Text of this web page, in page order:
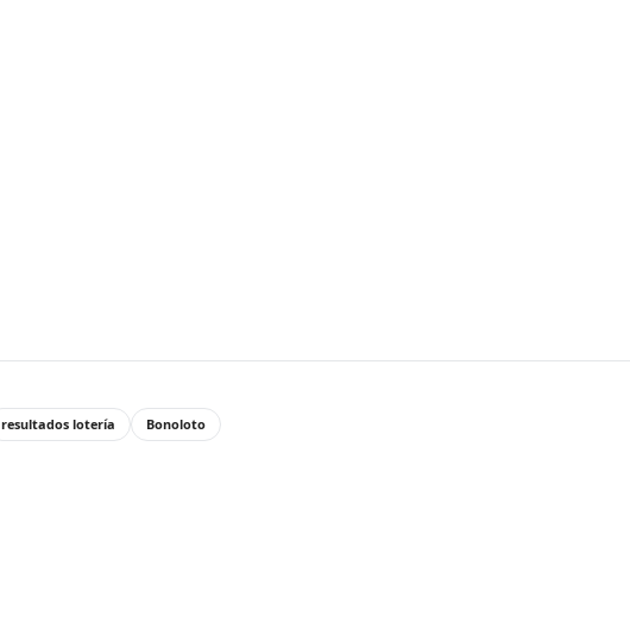
resultados lotería Bonoloto